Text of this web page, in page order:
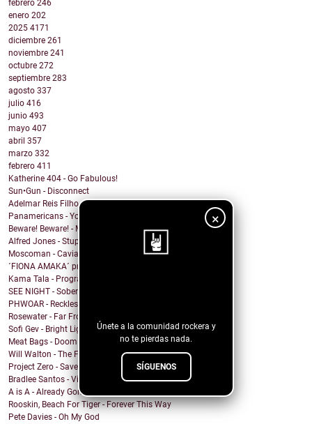
×
Únete a la comunidad rockera y
no te pierdas nada.
SÍGUENOS
febrero 246
enero 202
2025 4171
diciembre 261
noviembre 241
octubre 272
septiembre 283
agosto 337
julio 416
junio 493
mayo 407
abril 357
marzo 332
febrero 411
Katherine 404 - Go Fabulous!
Sun•Gun - Disconnect
Adelmar Reis Filho - Sábado
Panamericans - You better Mov
Beware! Beware! - My Honey
Alfred Jones - Stupid Town
Moscoman - Caviar
´FIONA AMAKA´ presenta su tema: No Daylight
Kama Tala - Progràmma
SEE NIGHT - Sober & High
PHWOAR - Reckless
Rosewater - Far From Home
Sofi Gev - Bright Light Shining
Meat Bags - Doom
Will Walton - The Fine Line
Project Zero - Save the Date
Bradlee Santos - Violent Kiss
A is A - Already Gone
Rooskin, Beach For Tiger - Forever This Way
Pete Davies - Oh My God